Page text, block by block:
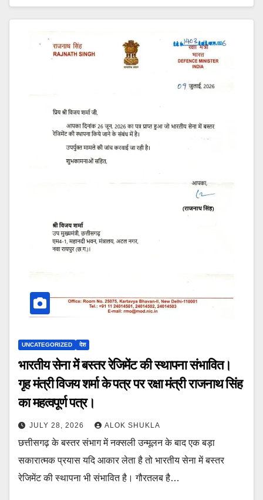
UNCATEGORIZED देश
भारतीय सेना में बस्तर रेजिमेंट की स्थापना संभावित।
गृह मंत्री विजय शर्मा के पत्र पर रक्षा मंत्री राजनाथ सिंह
का महत्वपूर्ण पत्र।
JULY 28, 2026 ALOK SHUKLA
छत्तीसगढ़ के बस्तर संभाग में नक्सली उन्मूलन के बाद एक बड़ा
सकारात्मक प्रयास यदि आकार लेता है तो भारतीय सेना में बस्तर
रेजिमेंट की स्थापना भी संभावित है। गौरतलब है…